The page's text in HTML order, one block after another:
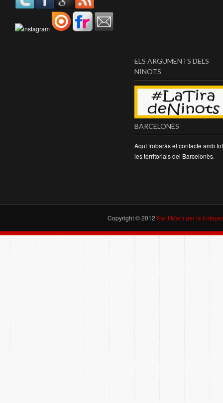
ELS ARGUMENTS DELS
NINOTS
BARCELONÈS
Aquí trobaràs el contacte amb
les territorials del Barcelonès.
Copyright © 2012 Sant Martí per la